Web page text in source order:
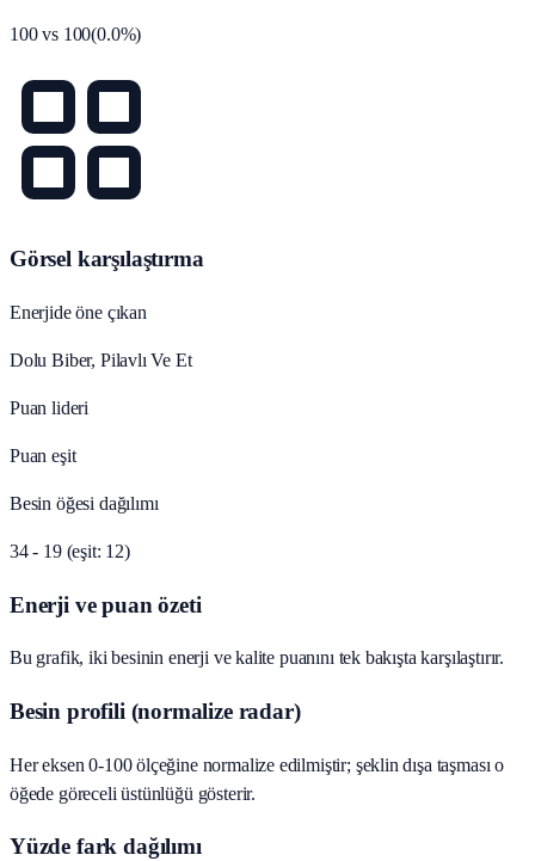
100vs 100(0.0%)
Görsel karşılaştırma
Enerjide öne çıkan
Dolu Biber, Pilavlı Ve Et
Puan lideri
Puan eşit
Besin öğesi dağılımı
34 - 19 (eşit: 12)
Enerji ve puan özeti
Bu grafik, iki besinin enerji ve kalite puanını tek bakışta karşılaştırır.
Besin profili (normalize radar)
Her eksen 0-100 ölçeğine normalize edilmiştir; şeklin dışa taşması o
öğede göreceli üstünlüğü gösterir.
Yüzde fark dağılımı